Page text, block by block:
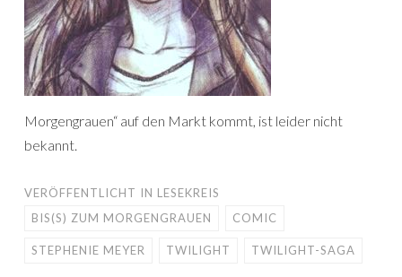
Morgengrauen“ auf den Markt kommt, ist leider nicht
bekannt.
VERÖFFENTLICHT IN LESEKREIS
BIS(S) ZUM MORGENGRAUEN
COMIC
STEPHENIE MEYER TWILIGHT TWILIGHT-SAGA